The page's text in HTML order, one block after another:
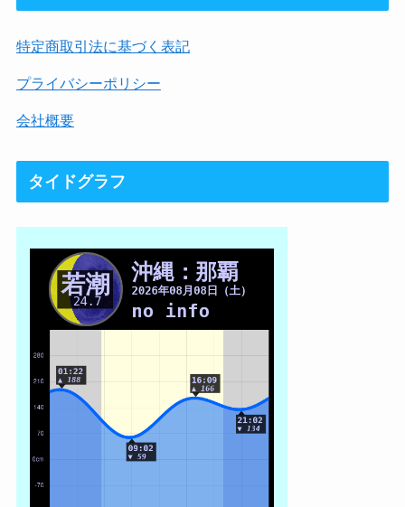
特定商取引法に基づく表記
プライバシーポリシー
会社概要
タイドグラフ